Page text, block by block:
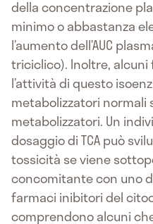
della concentrazione
minimo o abbastanza
l’aumento dell’AUC
triciclico). Inoltre,
l’attività di questo
metabolizzatori normali
metabolizzatori. Un
dosaggio di TCA può
tossicità se viene
concomitante con uno
farmaci inibitori del
comprendono alcuni